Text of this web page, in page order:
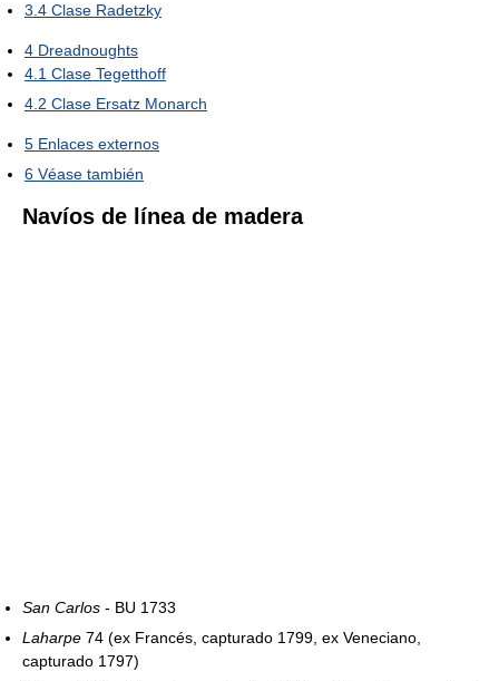
3.4 Clase Radetzky
4 Dreadnoughts
4.1 Clase Tegetthoff
4.2 Clase Ersatz Monarch
5 Enlaces externos
6 Véase también
Navíos de línea de madera
San Carlos - BU 1733
Laharpe 74 (ex Francés, capturado 1799, ex Veneciano,
capturado 1797)